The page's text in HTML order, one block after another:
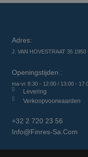
Adres:
J. VAN HOVESTRAAT 35 1950
Openingstijden :
ma-vr 8:30 - 12:00 / 13:00 -
Levering
Verkoopvoorwaarden
+32 2 720 23 56
Info@finres-Sa.com